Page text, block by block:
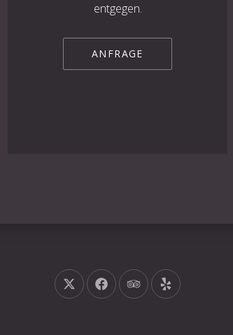
entgegen.
ANFRAGE
Neues Fenster
Neues Fenster
Neues FensterNeues Fenster